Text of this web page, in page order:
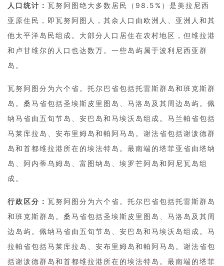
人口统计： 瓦努阿图绝大多数居民（98.5%）是美拉尼西
亚原住民，即瓦努阿图人，其余人口由欧洲人、亚洲人和其
他太平洋岛民组成。大部分人口居住在农村地区，但维拉港
和卢甘维尔的人口也达数万。一些岛屿属于波利尼西亚群
岛。
瓦努阿图分为六个省。托尔巴省包括托雷斯群岛和班克斯群
岛。桑马省包括圣埃斯皮里图岛、马洛岛及其周边岛屿。佩
纳马省由五旬节岛、安巴岛和马埃沃岛组成。马兰帕省包括
马莱库拉岛、安布里姆岛和帕阿马岛。谢法省包括谢泼德群
岛和首都维拉港所在的埃法特岛。最南端的塔菲亚省由塔纳
岛、阿内蒂乌姆岛、富图纳岛、埃罗芒阿岛和阿尼瓦岛组
成。
行政区分： 瓦努阿图分为六个省。托尔巴省包括托雷斯群岛
和班克斯群岛。桑马省包括圣埃斯皮里图岛、马洛岛及其周
边岛屿。佩纳马省由五旬节岛、安巴岛和马埃沃岛组成。马
拉帕省包括马莱库拉岛、安布里姆岛和帕阿马岛。谢法省包
括谢泼德群岛和首都维拉港所在的埃法特岛。最南端的塔菲